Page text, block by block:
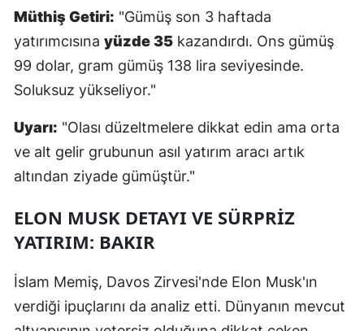
Karabük
Kilis
Müthiş Getiri: "Gümüş son 3 haftada
yatırımcısına yüzde 35 kazandırdı. Ons gümüş
99 dolar, gram gümüş 138 lira seviyesinde.
Soluksuz yükseliyor."
Uyarı: "Olası düzeltmelere dikkat edin ama orta
ve alt gelir grubunun asıl yatırım aracı artık
altından ziyade gümüştür."
ELON MUSK DETAYI VE SÜRPRİZ
YATIRIM: BAKIR
İslam Memiş, Davos Zirvesi'nde Elon Musk'ın
verdiği ipuçlarını da analiz etti. Dünyanın mevcut